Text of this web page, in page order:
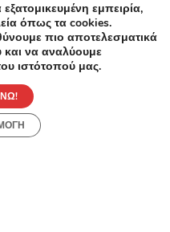
εμπειρία,
όπως τα cookies.
πιο αποτελεσματικά
και να αναλύουμε
ιστότοπού μας.